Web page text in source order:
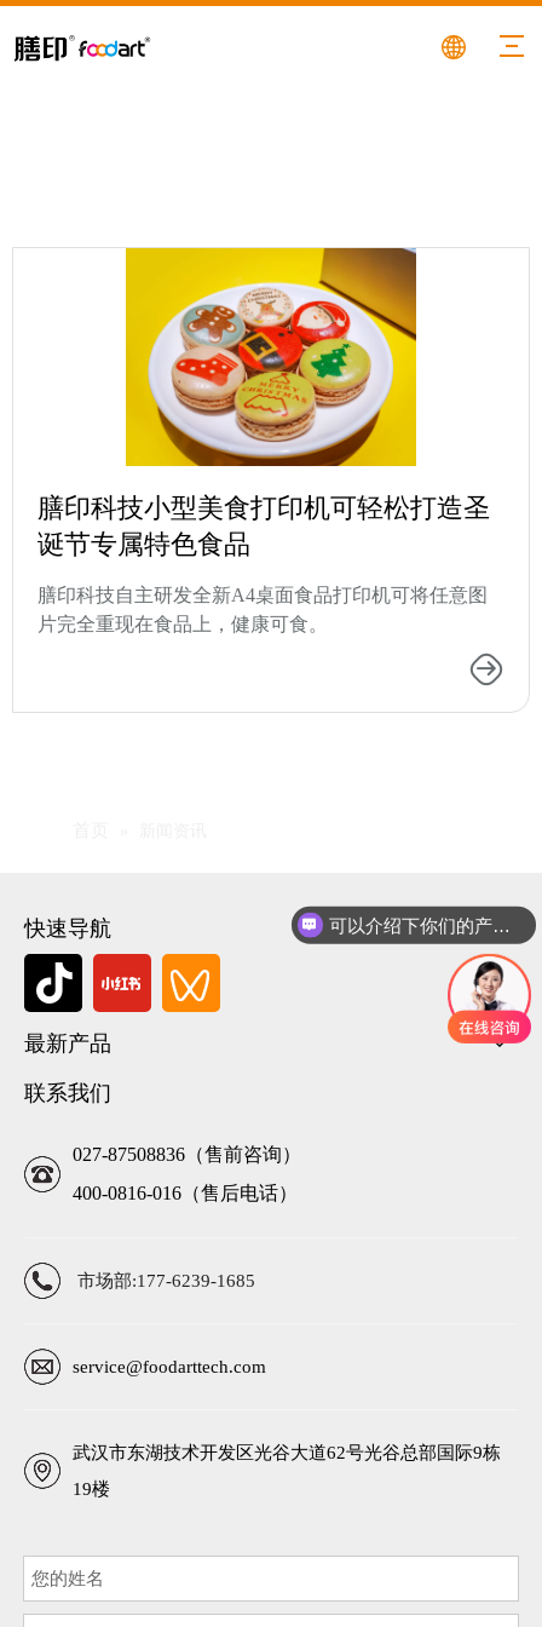
膳印科技小型美食打印机可轻松打造圣
诞节专属特色食品
膳印科技自主研发全新A4桌面食品打印机可将任意图
片完全重现在食品上，健康可食。
快速导航
最新产品
联系我们
027-87508836（售前咨询）
400-0816-016（售后电话）
市场部:177-6239-1685
service@foodarttech.com
武汉市东湖技术开发区光谷大道62号光谷总部国际9栋
19楼
可以介绍下你们的产品么